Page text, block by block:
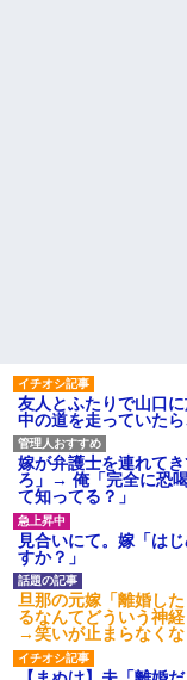
友人とふたりで山口
中の道を走っていた
嫁が弁護士を連れて
ろ」→ 俺「完全に恐
て知ってる？」
見合いにて。嫁「は
すか？」
旦那の元嫁「離婚し
るなんてどういう神
→笑いが止まらなくな